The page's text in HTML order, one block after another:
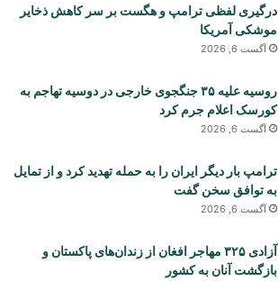
درگیری لفظی ترامپ و هگست بر سر کاهش ذخایر
موشکی آمریکا
آگست 6, 2026
روسیه علیه ۳۵ جنگجوی خارجی در دوسیه تهاجم به
کورسک اعلام جرم کرد
آگست 6, 2026
ترامپ بار دیگر ایران را به حمله تهدید کرد و از تمایل
به توافق سخن گفت
آگست 6, 2026
آزادی ۳۲۵ مهاجر افغان از زندان‌های پاکستان و
بازگشت آنان به کشور